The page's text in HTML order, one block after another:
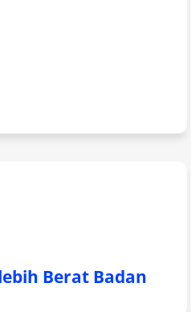
Berat Badan